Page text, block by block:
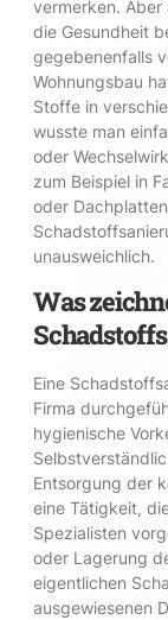
vermerken. Aber
die Gesundheit
gegebenenfalls
Wohnungsbau
Stoffe in
wusste man
oder
zum Beispiel in
oder
unausweichlich.
Was
Eine
Firma
hygienische
Entsorgung der
eine Tätigkeit,
Spezialisten
oder Lagerung
eigentlichen
ausgewiesenen